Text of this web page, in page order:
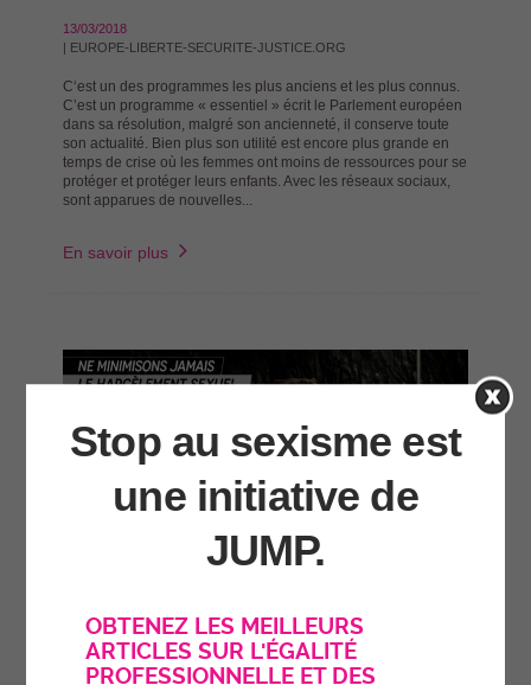
13/03/2018
| EUROPE-LIBERTE-SECURITE-JUSTICE.ORG
C‘est un des programmes les plus anciens et les plus connus.
C’est un programme « essentiel » écrit le Parlement européen
dans sa résolution, malgré son ancienneté, il conserve toute
son actualité. Bien plus son utilité est encore plus grande en
temps de crise où les femmes ont moins de ressources pour se
protéger et protéger leurs enfants. Avec les réseaux sociaux,
sont apparues de nouvelles...
En savoir plus
La RATP et la SNCF dévoilent leurs
Stop au sexisme est
une initiative de
JUMP.